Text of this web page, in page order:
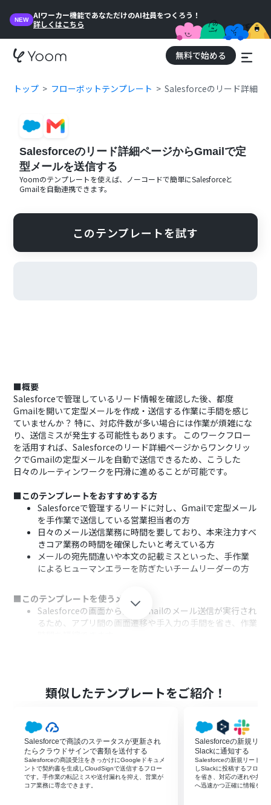
NEW
AIワーカー機能であなただけのAI社員をつくろう！
詳しくはこちら
無料で始める
トップ フローボットテンプレート Salesforceのリード詳細ペ
Salesforceのリード詳細ページからGmailで定
型メールを送信する
Yoomのテンプレートを使えば、ノーコードで簡単にSalesforceと
Gmailを自動連携できます。
このテンプレートを試す
■概要
Salesforceで管理しているリード情報を確認した後、都度
Gmailを開いて定型メールを作成・送信する作業に手間を感じ
ていませんか？ 特に、対応件数が多い場合には作業が煩雑にな
り、送信ミスが発生する可能性もあります。 このワークフロー
を活用すれば、Salesforceのリード詳細ページからワンクリッ
クでGmailの定型メールを自動で送信できるため、こうした
日々のルーティンワークを円滑に進めることが可能です。
■このテンプレートをおすすめする方
Salesforceで管理するリードに対し、Gmailで定型メール
を手作業で送信している営業担当者の方
日々のメール送信業務に時間を要しており、本来注力すべ
きコア業務の時間を確保したいと考えている方
メールの宛先間違いや本文の記載ミスといった、手作業
によるヒューマンエラーを防ぎたいチームリーダーの方
■このテンプレートを使うメリット
Salesforceの画面から直接Gmailのメール送信が実行され
るため、アプリ間の画面遷移や手入力の手間を省き、作業
■フローボットの流れ
Yoomと連携します。
次に、トリガーでSalesforceを選択し、「リード詳細ペー
ジから起動」アクションを設定します。
最後に、オペレーションでGmailの「メールを送る」アク
ションを設定し、送信先のメールアドレスや件名、本文
などを指定します。
類似したテンプレートをご紹介！
Salesforceで商談のステータスが更新され
たらクラウドサインで書類を送付する
Salesforceの商談受注をきっかけにGoogleドキュメ
ントで契約書を生成しCloudSignで送信するフロー
です。手作業の転記ミスや送付漏れを抑え、営業が
コア業務に専念できます。
Salesforceの新規リー
Slackに通知する
Salesforceの新規リードを
しSlackに投稿するフロー
を省き、対応の遅れや共有
へ迅速かつ正確に情報を届